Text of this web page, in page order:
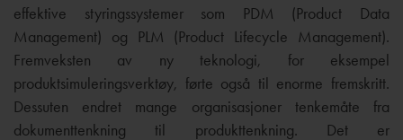
effektive styringssystemer som PDM (Product Data
Management) og PLM (Product Lifecycle Management).
Fremveksten av ny teknologi, for eksempel
produktsimuleringsverktøy, førte også til enorme fremskritt.
Dessuten endret mange organisasjoner tenkemåte fra
dokumenttenkning til produkttenkning. Det er